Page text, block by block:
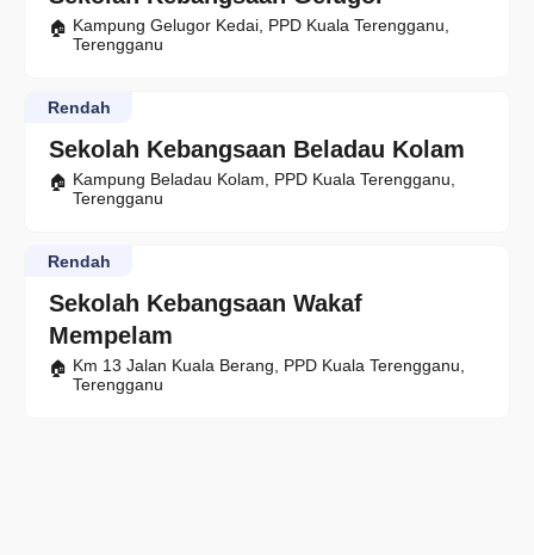
Kampung Gelugor Kedai, PPD Kuala Terengganu,
Terengganu
Sekolah Kebangsaan Beladau Kolam
Rendah
Kampung Beladau Kolam, PPD Kuala Terengganu,
Terengganu
Sekolah Kebangsaan Wakaf
Mempelam
Rendah
Km 13 Jalan Kuala Berang, PPD Kuala Terengganu,
Terengganu